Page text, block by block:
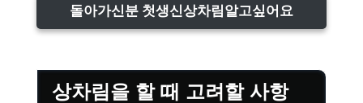
돌아가신분 첫생신상차림알고싶어요
상차림을 할 때 고려할 사항